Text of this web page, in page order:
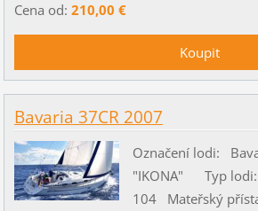
Cena od: 210,00 €
Bavaria 37CR 2007
Označení lodi:
"IKONA" Typ
104 Mateřský